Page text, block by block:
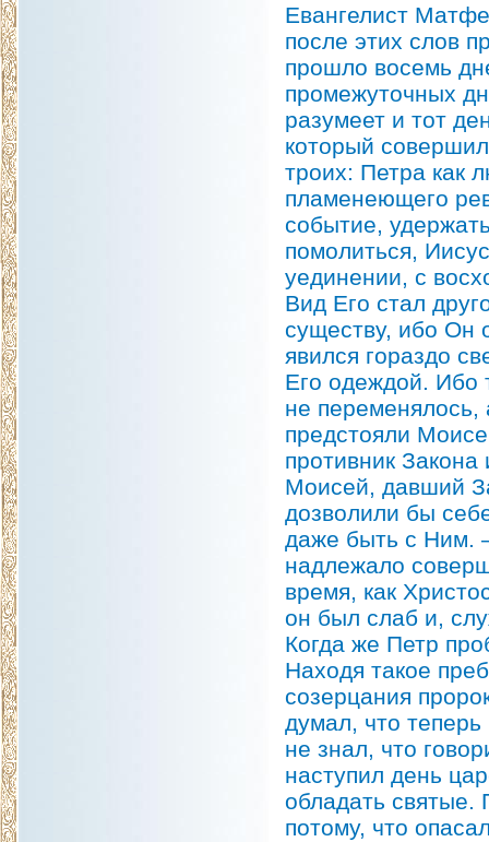
Евангелист
после этих слов
прошло восемь
промежуточных
разумеет и тот
который
троих: Петра как
пламенеющего
событие,
помолиться,
уединении, с
Вид Его стал
существу, ибо Он
явился гораздо
Его одеждой. Ибо
не
предстояли
противник
Моисей, давший
дозволили бы
даже быть с Ним.
надлежало
время, как
он был слаб и,
Когда же Петр
Находя такое
созерцания
думал, что
не знал, что
наступил день
обладать святые.
потому, что